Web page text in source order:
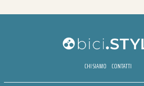
CHI SIAMO CONTATTI